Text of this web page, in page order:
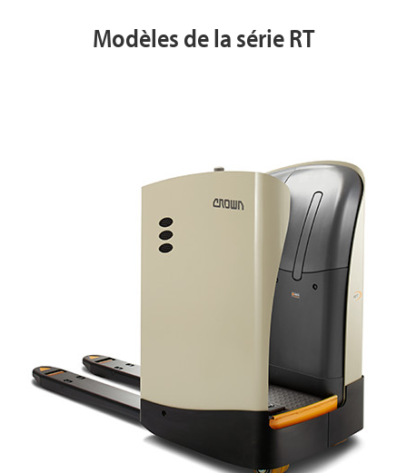
Modèles de la série RT